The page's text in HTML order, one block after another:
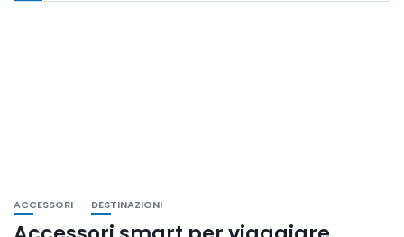
ACCESSORI DESTINAZIONI